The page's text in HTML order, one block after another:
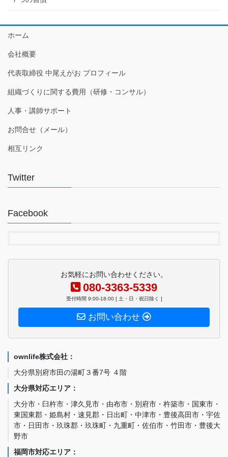
ホーム
会社概要
代表取締役 中尾えがお プロフィール
組織づくりに関する費用（研修・コンサル）
人事・講師サポート
お問合せ（メール）
相互リンク
Twitter
Facebook
お気軽にお問い合わせください。
080-3363-5339
受付時間 9:00-18:00 [ 土・日・祝日除く ]
お問い合わせ
ownlife株式会社：
大分県別府市田の湯町３番7号 ４階
大分県対応エリア：
大分市・臼杵市・津久見市・由布市・別府市・杵築市・国東市・
東国東郡・姫島村・速見郡・日出町・中津市・豊後高田市・宇佐
市・日田市・玖珠郡・玖珠町・九重町・佐伯市・竹田市・豊後大
野市
福岡市対応エリア：